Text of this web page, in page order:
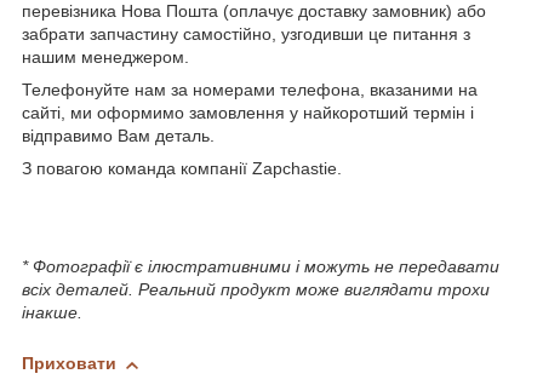
перевізника Нова Пошта (оплачує доставку замовник) або
забрати запчастину самостійно, узгодивши це питання з
нашим менеджером.
Телефонуйте нам за номерами телефона, вказаними на
сайті, ми оформимо замовлення у найкоротший термін і
відправимо Вам деталь.
З повагою команда компанії Zapchastie.
* Фотографії є ілюстративними і можуть не передавати
всіх деталей. Реальний продукт може виглядати трохи
інакше.
Приховати